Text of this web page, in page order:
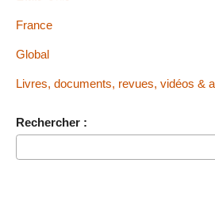
France
Global
Livres, documents, revues, vidéos &
Rechercher :